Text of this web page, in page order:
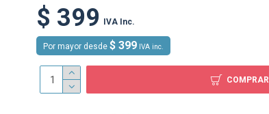
$ 399 IVA Inc.
Por mayor desde $ 399 IVA inc.
COMPRAR